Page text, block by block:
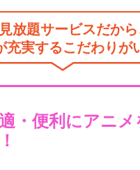
放題サービスだから
充実するこだわりが
・便利にアニメ